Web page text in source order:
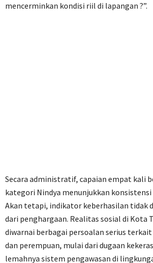
mencerminkan kondisi riil di lapangan ?”.
Secara administratif, capaian empat kali
kategori Nindya menunjukkan
Akan tetapi, indikator keberhasilan tidak
dari penghargaan. Realitas sosial di Kota
diwarnai berbagai persoalan serius
dan perempuan, mulai dari dugaan
lemahnya sistem pengawasan di